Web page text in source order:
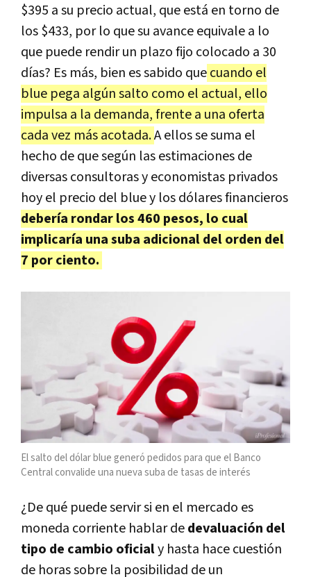
$395 a su precio actual, que está en torno de
los $433, por lo que su avance equivale a lo
que puede rendir un plazo fijo colocado a 30
días? Es más, bien es sabido quecuando el
blue pega algún salto como el actual, ello
impulsa a la demanda, frente a una oferta
cada vez más acotada.A ellos se suma el
hecho de que según las estimaciones de
diversas consultoras y economistas privados
hoy el precio del blue y los dólares financieros
debería rondar los 460 pesos, lo cual
implicaría una suba adicional del orden del
7 por ciento.
El salto del dólar blue generó pedidos para que el Banco
Central convalide una nueva suba de tasas de interés
¿De qué puede servir si en el mercado es
moneda corriente hablar dedevaluación del
tipo de cambio oficialy hasta hace cuestión
de horas sobre la posibilidad de un